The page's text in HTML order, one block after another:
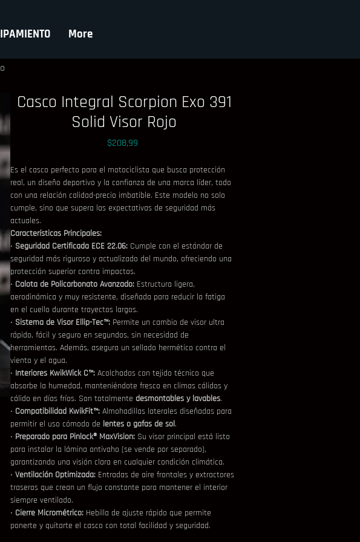
More
Casco Integral Scorpion Exo 391
Solid Visor Rojo
$208,99
Es el casco perfecto para el motociclista que busca protección
real, un diseño deportivo y la confianza de una marca líder, todo
con una relación calidad-precio imbatible. Este modelo no solo
cumple, sino que supera las expectativas de seguridad más
actuales.
Características Principales:
• Seguridad Certificada ECE 22.06: Cumple con el estándar de
seguridad más riguroso y actualizado del mundo, ofreciendo una
protección superior contra impactos.
• Calota de Policarbonato Avanzado: Estructura ligera,
aerodinámica y muy resistente, diseñada para reducir la fatiga
en el cuello durante trayectos largos.
• Sistema de Visor Ellip-Tec™: Permite un cambio de visor ultra
rápido, fácil y seguro en segundos, sin necesidad de
herramientas. Además, asegura un sellado hermético contra el
viento y el agua.
• Interiores KwikWick C™: Acolchados con tejido técnico que
absorbe la humedad, manteniéndote fresco en climas cálidos y
cálido en días fríos. Son totalmente desmontables y lavables.
• Compatibilidad KwikFit™: Almohadillas laterales diseñadas para
permitir el uso cómodo de lentes o gafas de sol.
• Preparado para Pinlock® MaxVision: Su visor principal está listo
para instalar la lámina antivaho (se vende por separado),
garantizando una visión clara en cualquier condición climática.
• Ventilación Optimizada: Entradas de aire frontales y extractores
traseros que crean un flujo constante para mantener el interior
siempre ventilado.
• Cierre Micrométrico: Hebilla de ajuste rápido que permite
ponerte y quitarte el casco con total facilidad y seguridad.